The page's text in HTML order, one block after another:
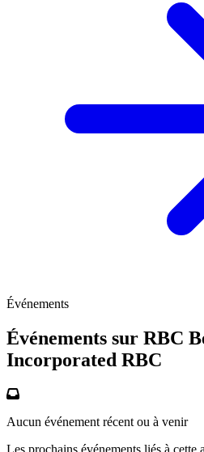
Événements
Événements sur RBC
Incorporated RBC
Aucun événement récent ou à venir
Les prochains événements liés à cette